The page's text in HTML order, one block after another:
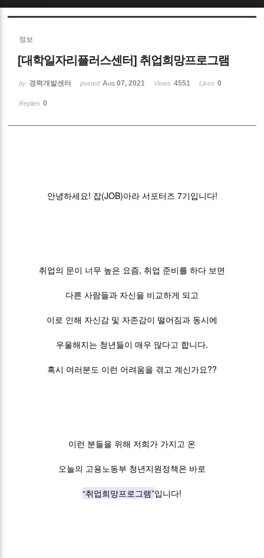
정보
[대학일자리플러스센터] 취업희망프로그램
by 경력개발센터 posted Aug 07, 2021 Views 4551 Likes 0
Replies 0
안녕하세요! 잡(JOB)아라 서포터즈 7기입니다!
취업의 문이 너무 높은 요즘, 취업 준비를 하다 보면
다른 사람들과 자신을 비교하게 되고
이로 인해 자신감 및 자존감이 떨어짐과 동시에
우울해지는 청년들이 매우 많다고 합니다.
혹시 여러분도 이런 어려움을 겪고 계신가요??
이런 분들을 위해 저희가 가지고 온
오늘의 고용노동부 청년지원정책은 바로
“취업희망프로그램”입니다!
Sketchbook5, 스케치북5
Sketchbook5, 스케치북5